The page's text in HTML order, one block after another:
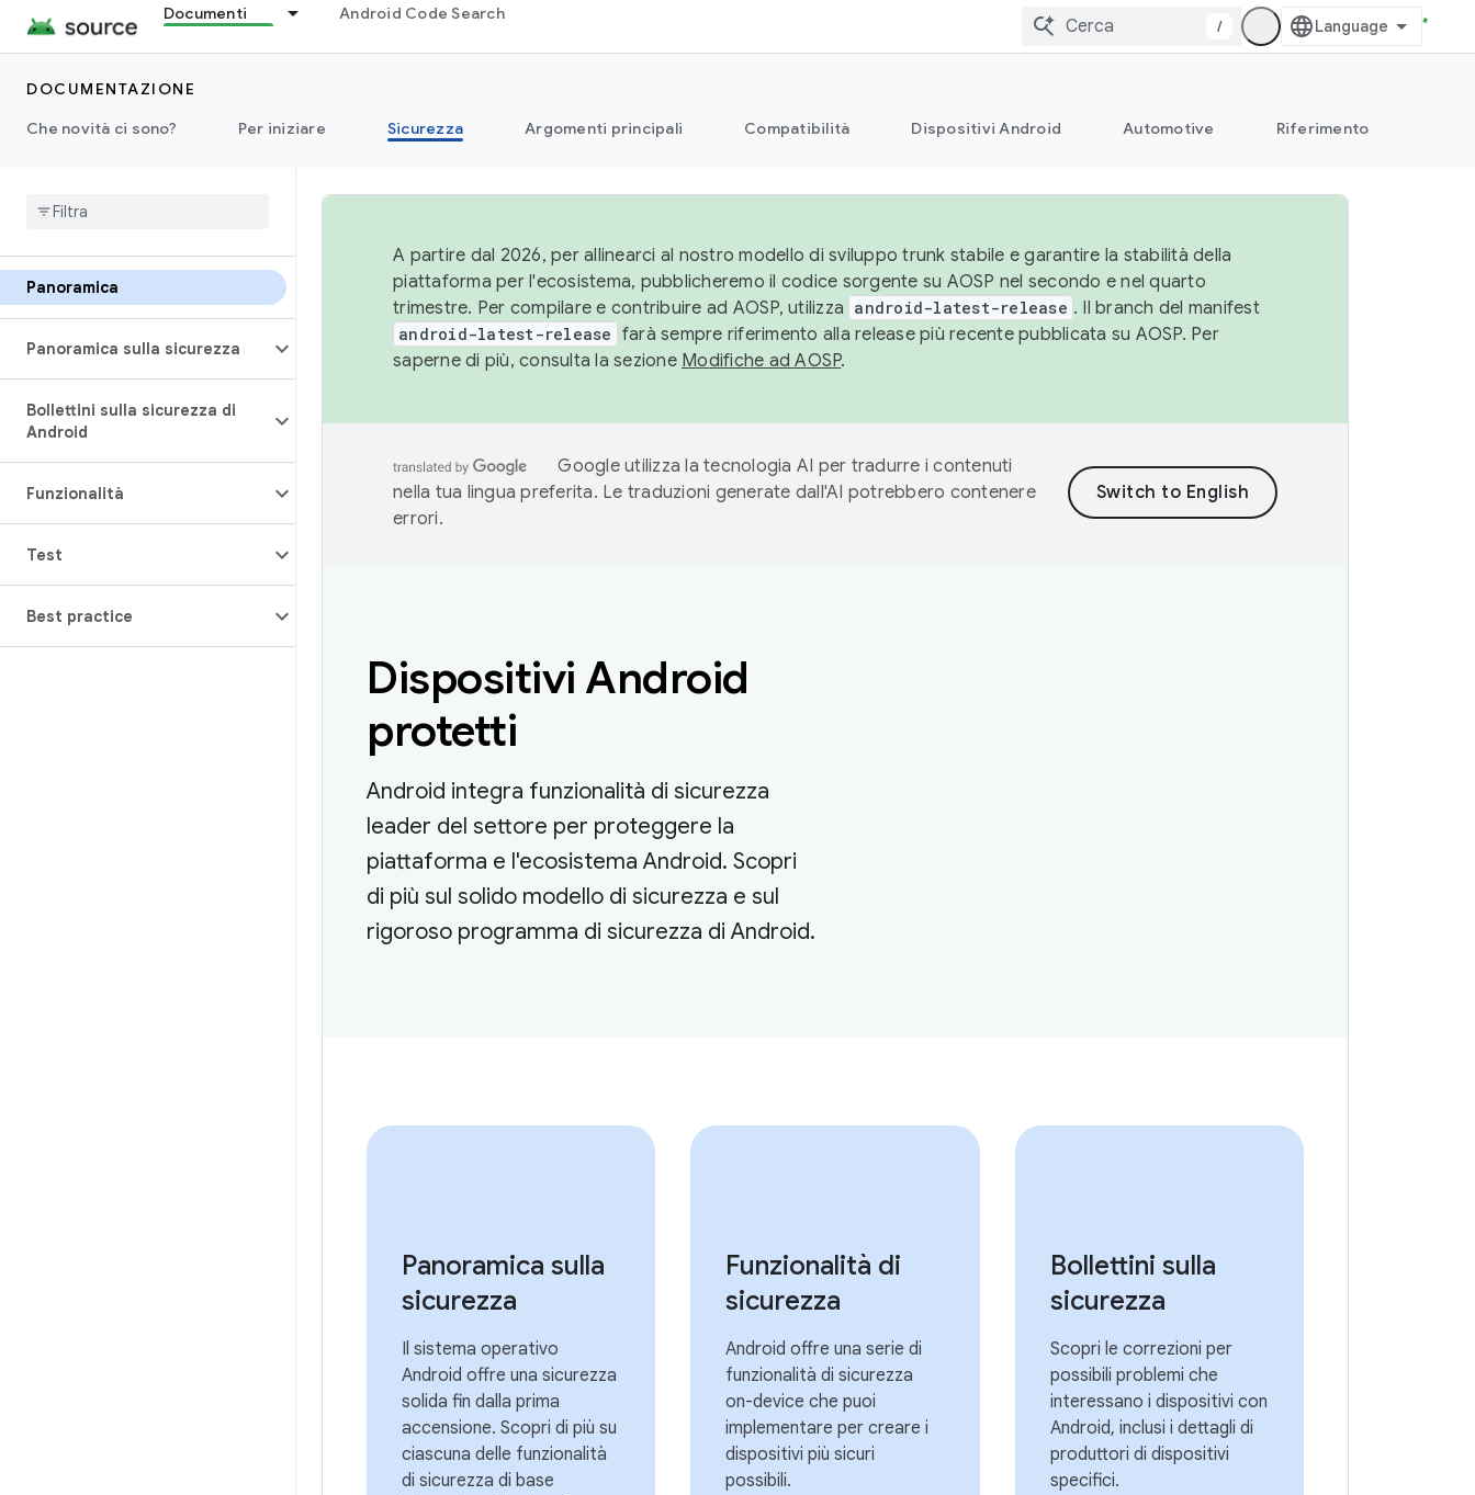
Documenti Android Code Search
/
DOCUMENTAZIONE
Che novità ci sono?
Per iniziare Sicurezza Argomenti principali Compatibilità Dispositivi Android Automotive Riferimento
Panoramica
Panoramica sulla sicurezza
Bollettini sulla sicurezza di
Android
Funzionalità
Test
Best practice
A partire dal 2026, per allinearci al nostro modello di sviluppo trunk stabile e garantire la stabilità della
piattaforma per l'ecosistema, pubblicheremo il codice sorgente su AOSP nel secondo e nel quarto
trimestre. Per compilare e contribuire ad AOSP, utilizza android-latest-release . Il branch del manifest
android-latest-release farà sempre riferimento alla release più recente pubblicata su AOSP. Per
saperne di più, consulta la sezione Modifiche ad AOSP.
Google utilizza la tecnologia AI per tradurre i contenuti
nella tua lingua preferita. Le traduzioni generate dall'AI potrebbero contenere
errori.
Dispositivi Android
protetti
Android integra funzionalità di sicurezza
leader del settore per proteggere la
piattaforma e l'ecosistema Android. Scopri
di più sul solido modello di sicurezza e sul
rigoroso programma di sicurezza di Android.
Panoramica sulla
sicurezza
Il sistema operativo
Android offre una sicurezza
solida fin dalla prima
accensione. Scopri di più su
ciascuna delle funzionalità
di sicurezza di base
Funzionalità di
sicurezza
Android offre una serie di
funzionalità di sicurezza
on-device che puoi
implementare per creare i
dispositivi più sicuri
possibili.
Bollettini sulla
sicurezza
Scopri le correzioni per
possibili problemi che
interessano i dispositivi con
Android, inclusi i dettagli di
produttori di dispositivi
specifici.